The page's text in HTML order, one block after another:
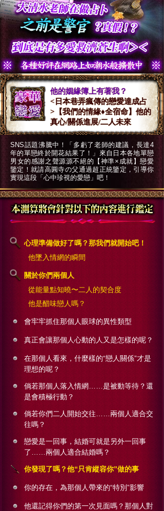
他的姻緣簿上有著我？
<日本巷弄瘋傳的戀愛達成占
>【我們的情緣♦全宿命】他的
真心/關係進展/二人未來
SNS話題沸騰中！「多虧了老師的建議，長達4
年的單戀終於開花結果了！」來自日本各地單戀
男女的感謝之聲源源不絕的【神準×成就】戀愛
鑒定！就請高圓寺の父通過超正統鑒定，引導你
實現這段「心中珍視的愛戀」吧！
心理準備做好了嗎？那我們就開始吧！
他墜入情網的瞬間
關於你們兩個人
從能量點知曉〜二人的契合度
他是醋味戀人嗎？
會牢牢抓住那個人眼球的異性類型
真正會讓那個人心動的人又是怎樣的呢？
在那個人看來，什麼樣的“戀人關係”才是
理想的呢？
倘若那個人落入情網……是被動等待？還
是會積極行動？
倘若你們二人開始交往……兩個人適合交
往嗎？
戀愛是一回事，結婚可就是另外一回事
了……兩個人適合結婚嗎？
你發現了嗎？他“只肯縱容你”做的事
你的存在，為那個人帶來的“特別”影響
他還記得你們的第一次見面嗎？那個人對